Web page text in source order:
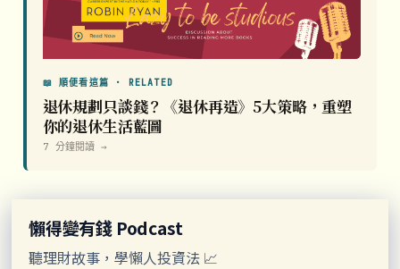
📖 順便看這篇 · RELATED
退休規劃只談錢？《退休再造》5大策略，重塑
你的退休生活藍圖
7 分鐘閱讀 →
懶得變有錢 Podcast
聽理財故事，學懶人投資法 📈